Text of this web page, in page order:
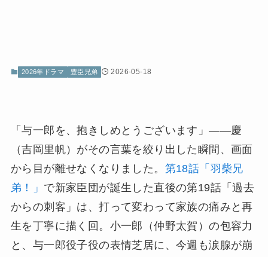
2026年ドラマ 豊臣兄弟 2026-05-18
「与一郎を、抱きしめとうございます」——慶
（吉岡里帆）がその言葉を絞り出した瞬間、画面
から目が離せなくなりました。 第18話「羽柴兄
弟！」 で新家臣団が誕生した直後の第19話「過去
からの刺客」は、打って変わって家族の痛みと再
生を丁寧に描く回。小一郎（仲野太賀）の包容力
と、与一郎役子役の表情芝居に、今週も涙腺が崩